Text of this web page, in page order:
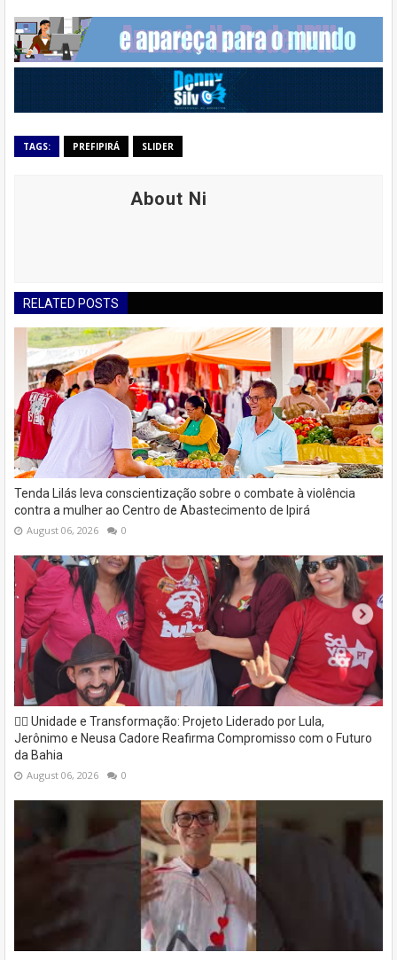
TAGS: PREFIPIRÁ SLIDER
About Ni
RELATED POSTS
Tenda Lilás leva conscientização sobre o combate à violência
contra a mulher ao Centro de Abastecimento de Ipirá
August 06, 2026 0
✊🏽 Unidade e Transformação: Projeto Liderado por Lula,
Jerônimo e Neusa Cadore Reafirma Compromisso com o Futuro
da Bahia
August 06, 2026 0